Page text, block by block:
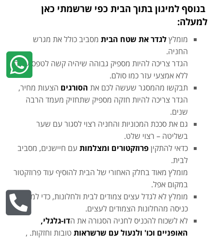
בנוסף למיגון בתוך הבית כפי שרשמתי כאן
למעלה:
מומלץלגדר את שטח הבית מסביב כולל את מגרש
החניה.
הגדר צריכה להיות מספיק גבוהה שיהיה קשה לטפס עליה
ללא אמצעי עזר כמו סולם.
תבקשו מהמסגר שעשה לכם את הסורגים הצעות מחיר,
הגדר צריכה להיות חזקה מספיק שתחזיק מעמד הרבה
שנים.
גם את סככת המכוניות והחניה רצוי לסגור עם שער
בשליטה – רצוי שלט.
כדאי להתקיןפרוזקטורים ומצלמות עם חיישנים, מסביב
לבית.
מומלץ מאוד בחלק האחורי של הבית להוסיף עוד פרוזקטור
במקום אפל.
מומלץ לא לגדל עצים צמודים לבית ולחלונות, כדי למנוע
כניסה מהחלונות הצמודים לעצים.
לא לשכוח להכניס לחניה הסגורה את הדו-גלגלי,
האופניים וכו' ולנעול עם שרשראות טובות וחזקות. ,